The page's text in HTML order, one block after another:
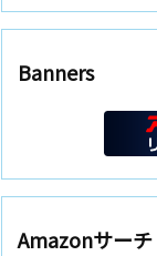
Banners
Amazonサーチ